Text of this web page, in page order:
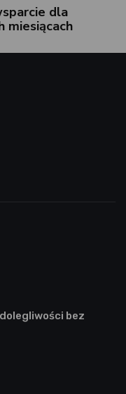
dla
miesiącach
bez